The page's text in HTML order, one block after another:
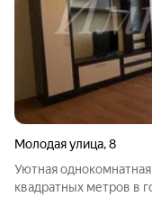
Молодая улица,8
Уютная
квадратных метров в